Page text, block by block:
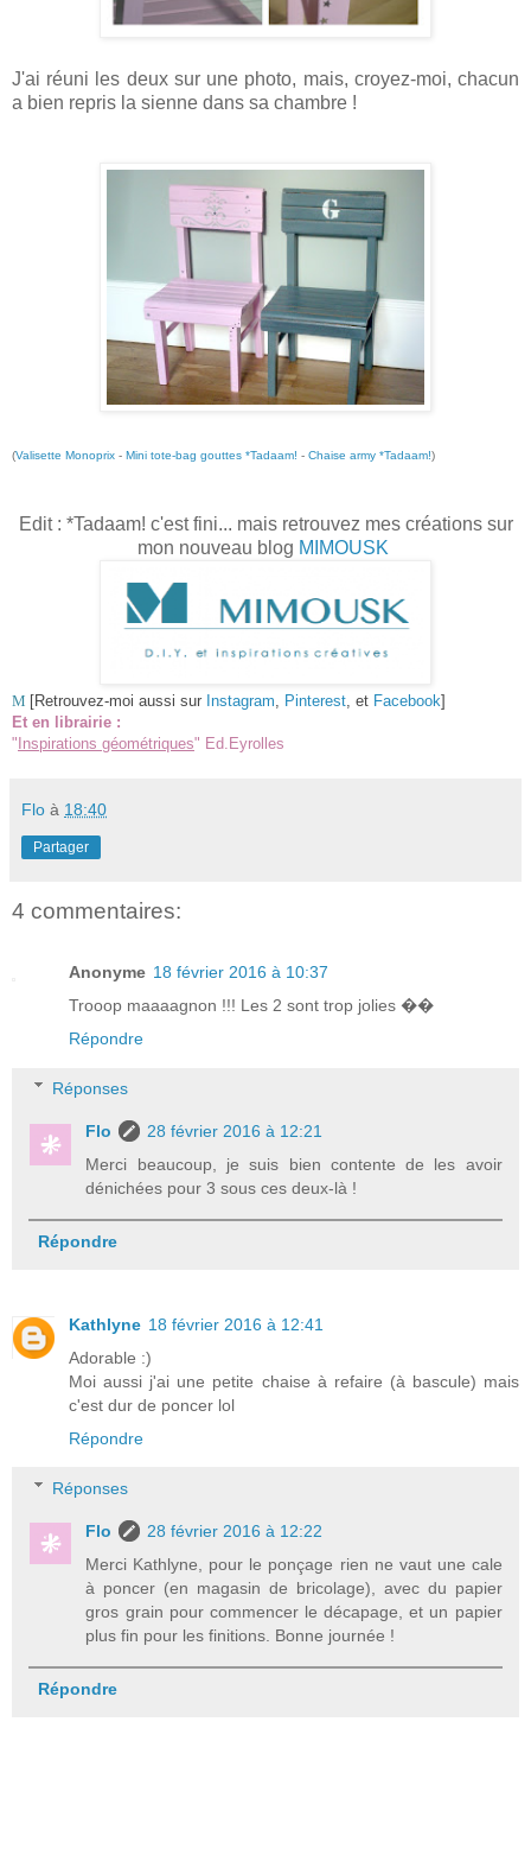
J'ai réuni les deux sur une photo, mais, croyez-moi, chacun
a bien repris la sienne dans sa chambre !
(Valisette Monoprix - Mini tote-bag gouttes *Tadaam! - Chaise army *Tadaam!)
Edit : *Tadaam! c'est fini... mais retrouvez mes créations sur
mon nouveau blog MIMOUSK
M [Retrouvez-moi aussi sur Instagram Pinterest , et Facebook]
Et en librairie :
" Inspirations géométriques" Ed.Eyrolles
Flo à 18:40
Partager
4 commentaires:
Anonyme 18 février 2016 à 10:37
Trooop maaaagnon !!! Les 2 sont trop jolies ��
Répondre
Réponses
Flo
28 février 2016 à 12:21
Merci beaucoup, je suis bien contente de les avoir
dénichées pour 3 sous ces deux-là !
Répondre
Kathlyne 18 février 2016 à 12:41
Adorable :)
Moi aussi j'ai une petite chaise à refaire (à bascule) mais
c'est dur de poncer lol
Répondre
Réponses
Flo
28 février 2016 à 12:22
Merci Kathlyne, pour le ponçage rien ne vaut une cale
à poncer (en magasin de bricolage), avec du papier
gros grain pour commencer le décapage, et un papier
plus fin pour les finitions. Bonne journée !
Répondre